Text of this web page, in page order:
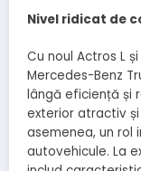
Nivel ridicat de
Cu noul Actros L
Mercedes-Benz
lângă eficiență și
exterior atractiv
asemenea, un rol
autovehicule. La